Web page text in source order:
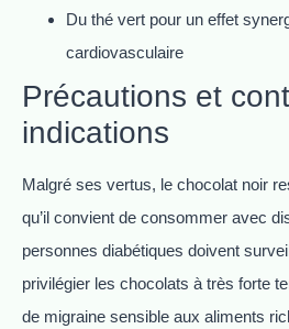
Du thé vert pour un effet
cardiovasculaire
Précautions et
indications
Malgré ses vertus, le chocolat noir
qu’il convient de consommer avec
personnes diabétiques doivent
privilégier les chocolats à très forte
de migraine sensible aux aliments